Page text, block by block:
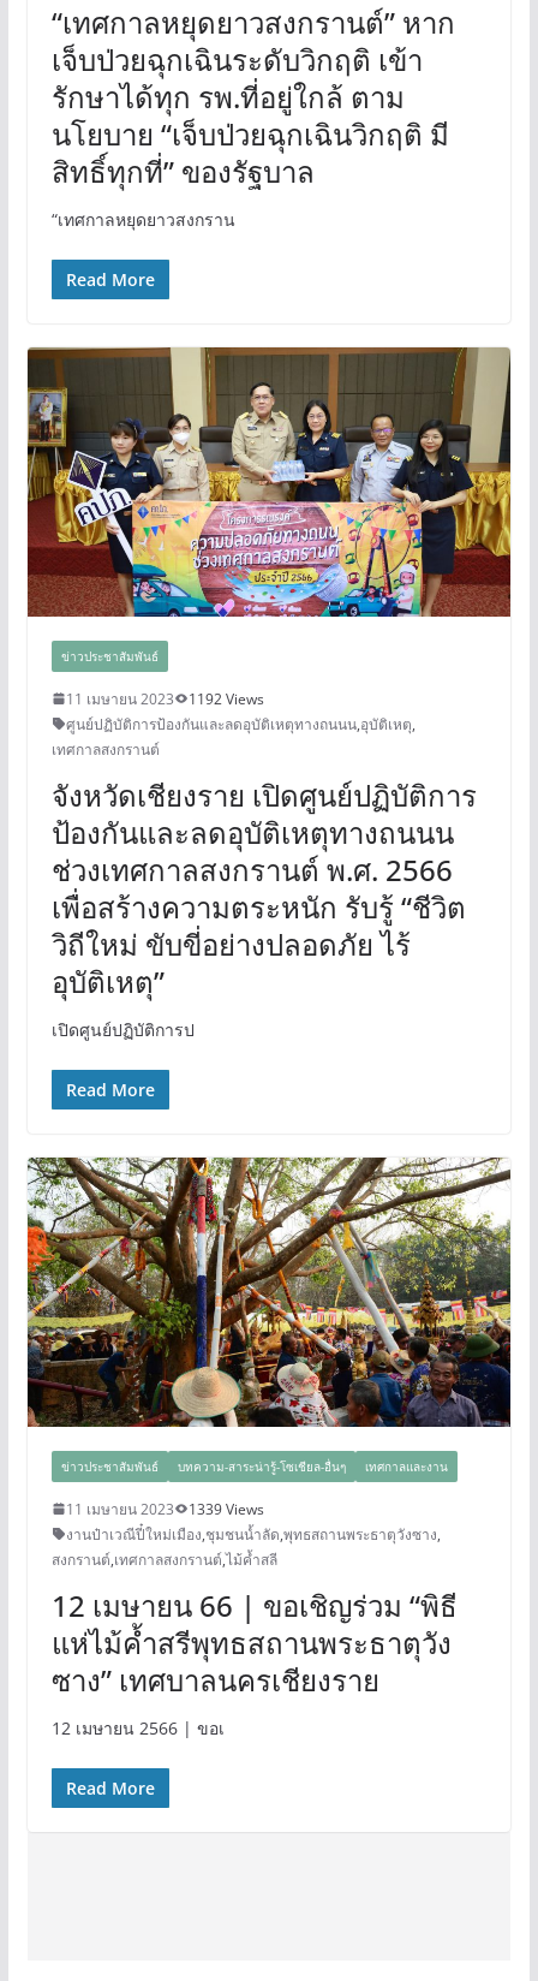
“เทศกาลหยุดยาวสงกรานต์” หาก
เจ็บป่วยฉุกเฉินระดับวิกฤติ เข้า
รักษาได้ทุก รพ.ที่อยู่ใกล้ ตาม
นโยบาย “เจ็บป่วยฉุกเฉินวิกฤติ มี
สิทธิ์ทุกที่” ของรัฐบาล
“เทศกาลหยุดยาวสงกราน
Read More
ข่าวประชาสัมพันธ์
11 เมษายน 2023
1192 Views
ศูนย์ปฏิบัติการป้องกันและลดอุบัติเหตุทางถนนน,อุบัติเหตุ,
เทศกาลสงกรานต์
จังหวัดเชียงราย เปิดศูนย์ปฏิบัติการ
ป้องกันและลดอุบัติเหตุทางถนนน
ช่วงเทศกาลสงกรานต์ พ.ศ. 2566
เพื่อสร้างความตระหนัก รับรู้ “ชีวิต
วิถีใหม่ ขับขี่อย่างปลอดภัย ไร้
อุบัติเหตุ”
เปิดศูนย์ปฏิบัติการป
Read More
ข่าวประชาสัมพันธ์ บทความ-สาระน่ารู้-โซเชียล-อื่นๆ เทศกาลและงาน
11 เมษายน 2023
1339 Views
งานป๋าเวณีปี๋ใหม่เมือง,ชุมชนน้ำลัด,พุทธสถานพระธาตุวังซาง,
สงกรานต์,เทศกาลสงกรานต์,ไม้ค้ำสลี
12 เมษายน 66 | ขอเชิญร่วม “พิธี
แห่ไม้ค้ำสรีพุทธสถานพระธาตุวัง
ซาง” เทศบาลนครเชียงราย
12 เมษายน 2566 | ขอเ
Read More